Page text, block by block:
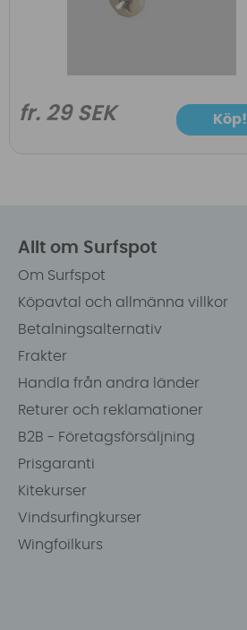
fr. 29 SEK Köp!
Allt om Surfspot
Om Surfspot
Köpavtal och allmänna villkor
Betalningsalternativ
Frakter
Handla från andra länder
Returer och reklamationer
B2B - Företagsförsäljning
Prisgaranti
Kitekurser
Vindsurfingkurser
Wingfoilkurs